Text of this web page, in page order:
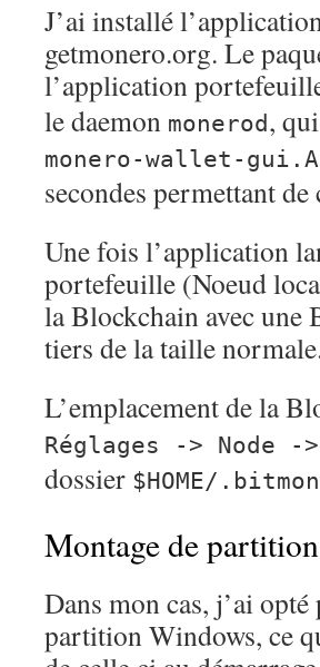
J’ai installé
getmonero.org. Le
l’application
le daemon monerod ,
monero-wallet-
secondes permettant
Une fois l’application
portefeuille (Noeud
la Blockchain avec une
tiers de la taille
L’emplacement de la
Réglages -> Node -
dossier $HOME/
Montage de
Dans mon cas, j’ai
partition Windows, ce